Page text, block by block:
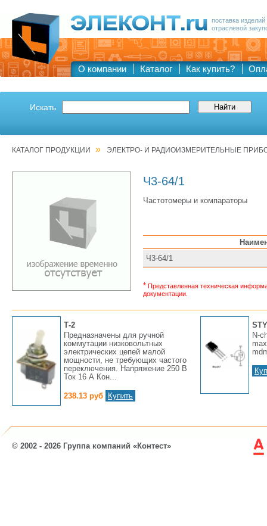
поставка
отраслевой
О компании Каталог Как купить?
Искать
КАТАЛОГ ПРОДУКЦИИ » ЭЛЕКТРО- И РАДИОИЗМЕРИТЕЛЬНЫЕ
Ч3-64/1
Частотомеры и компараторы
Ч3-64/1
* Представленная техническая
документации.
Т-2
Предназначены для ручной
коммутации низковольтных
электрических цепей малой
мощности, не требующих частого
переключения. Напряжение 250 В
Ток 16 А Кон...
238.13 руб Купить
N-
© 2002 - 2026 Группа компаний «Контест»